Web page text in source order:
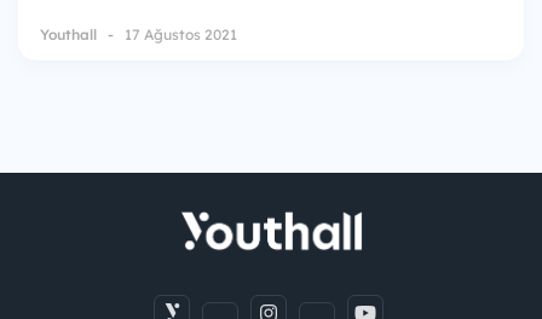
Youthall 17 Ağustos 2021